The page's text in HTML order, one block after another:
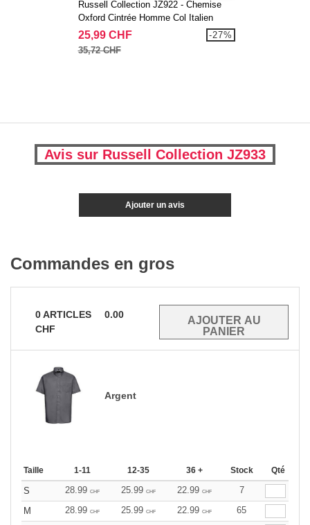
Russell Collection JZ922 - Chemise
Oxford Cintrée Homme Col Italien
25,99 CHF
35,72 CHF
-27%
Avis sur Russell Collection JZ933
Ajouter un avis
Commandes en gros
0ARTICLES
0.00
CHF
Argent
Taille 1-11 12-35 36 + Stock Qté
S 28.99 CHF 25.99 CHF 22.99 CHF
7
M
28.99 CHF 25.99 CHF 22.99 CHF 65